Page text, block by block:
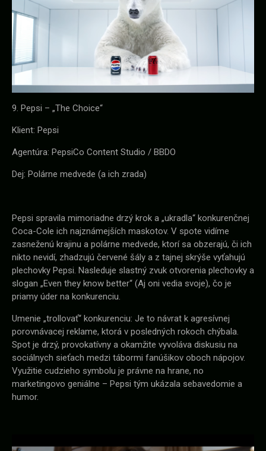
9. Pepsi – „The Choice“
Klient: Pepsi
Agentúra: PepsiCo Content Studio / BBDO
Dej: Polárne medvede (a ich zrada)
Pepsi spravila mimoriadne drzý krok a „ukradla“ konkurenčnej
Coca-Cole ich najznámejších maskotov. V spote vidíme
zasneženú krajinu a polárne medvede, ktorí sa obzerajú, či ich
nikto nevidí, zhadzujú červené šály a z tajnej skrýše vyťahujú
plechovky Pepsi. Nasleduje slastný zvuk otvorenia plechovky a
slogan „Even they know better“ (Aj oni vedia svoje), čo je
priamy úder na konkurenciu.
Umenie „trollovať“ konkurenciu: Je to návrat k agresívnej
porovnávacej reklame, ktorá v posledných rokoch chýbala.
Spot je drzý, provokatívny a okamžite vyvoláva diskusiu na
sociálnych sieťach medzi tábormi fanúšikov oboch nápojov.
Využitie cudzieho symbolu je právne na hrane, no
marketingovo geniálne – Pepsi tým ukázala sebavedomie a
humor.